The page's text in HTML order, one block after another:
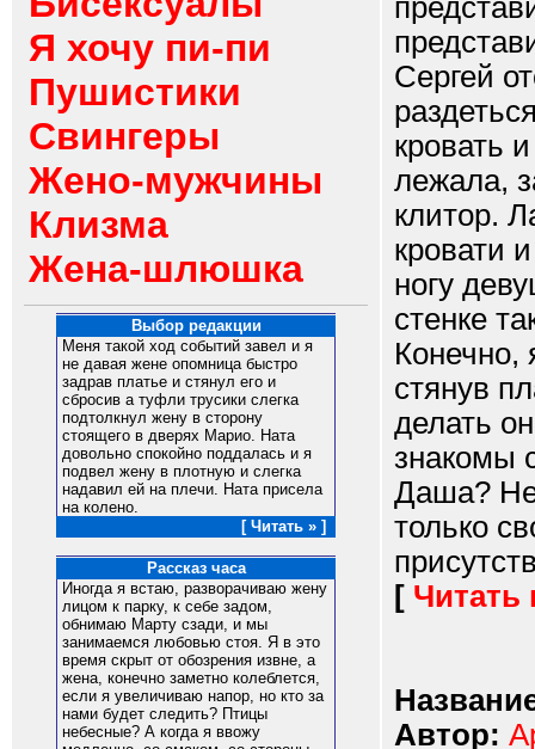
Я хочу пи-пи
Пушистики
Свингеры
Жено-мужчины
Клизма
Жена-шлюшка
Выбор редакции
Меня такой ход событий завел и я
не давая жене опомница быстро
задрав платье и стянул его и
сбросив а туфли трусики слегка
подтолкнул жену в сторону
стоящего в дверях Марио. Ната
довольно спокойно поддалась и я
подвел жену в плотную и слегка
надавил ей на плечи. Ната присела
на колено.
[ Читать » ]
Рассказ часа
Иногда я встаю, разворачиваю жену
лицом к парку, к себе задом,
обнимаю Марту сзади, и мы
занимаемся любовью стоя. Я в это
время скрыт от обозрения извне, а
жена, конечно заметно колеблется,
если я увеличиваю напор, но кто за
нами будет следить? Птицы
небесные? А когда я ввожу
Сергей
кровать
лежала,
клитор.
кровати
ногу
стенке
Конечно,
стянув
делать
знакомы
Даша?
только
[ Читать
Автор: